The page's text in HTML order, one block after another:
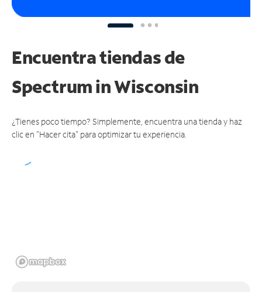
Encuentra tiendas de
Spectrumin Wisconsin
¿Tienes poco tiempo? Simplemente, encuentra una tienda y haz
clic en "Hacer cita" para optimizar tu experiencia.